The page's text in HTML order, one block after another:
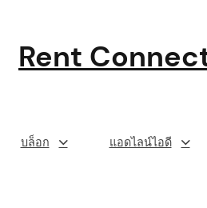
Rent
บล็อก แอดไลน์ไอดี